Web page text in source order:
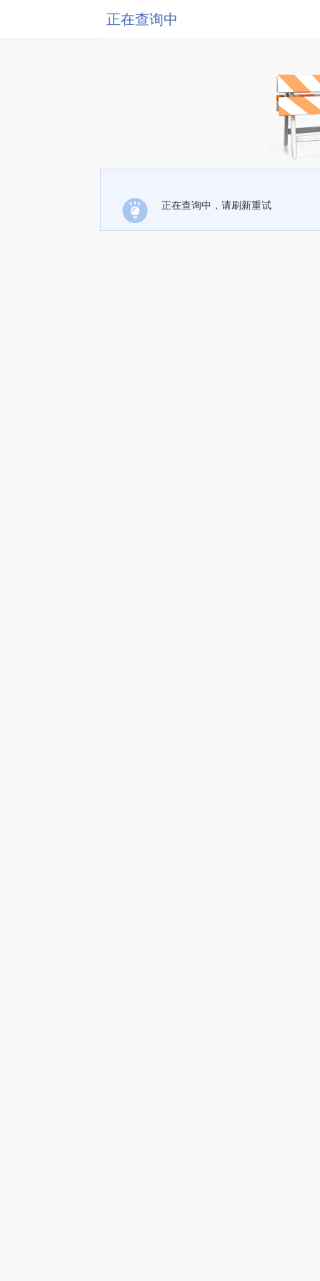
正在查询中
正在查询中，请刷新重试